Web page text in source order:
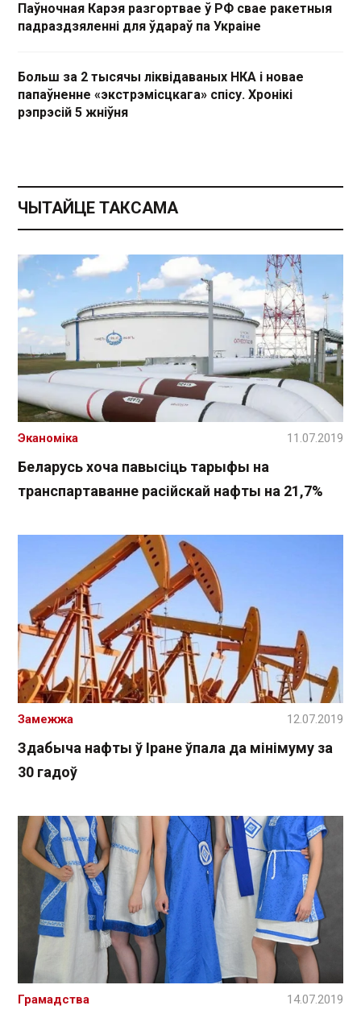
Паўночная Карэя разгортвае ў РФ свае ракетныя
падраздзяленні для ўдараў па Украіне
Больш за 2 тысячы ліквідаваных НКА і новае
папаўненне «экстрэмісцкага» спісу. Хронікі
рэпрэсій 5 жніўня
ЧЫТАЙЦЕ ТАКСАМА
Беларусь хоча павысіць тарыфы на
транспартаванне расійскай нафты на 21,7%
Эканоміка 11.07.2019
Здабыча нафты ў Іране ўпала да мінімуму за
30 гадоў
Замежжа 12.07.2019
Грамадства 14.07.2019